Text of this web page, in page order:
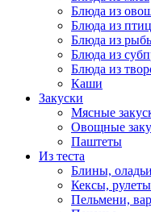
Блюда из
Блюда из
Блюда из
Блюда из
Блюда из
Каши
Закуски
Мясные
Овощные
Паштеты
Из теста
Блины,
Кексы, рулеты
Пельмени,